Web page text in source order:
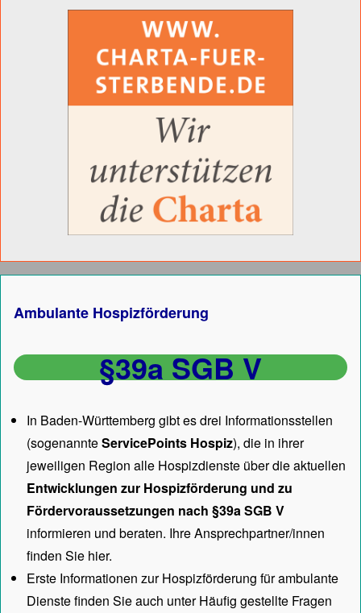
Ambulante Hospizförderung
§39a SGB V
In Baden-Württemberg gibt es drei Informationsstellen
(sogenannteServicePoints Hospiz), die in ihrer
jeweiligen Region alle Hospizdienste über die aktuellen
Entwicklungen zur Hospizförderung und zu
Fördervoraussetzungen nach §39a SGB V
informieren und beraten. Ihre Ansprechpartner/innen
finden Sie hier.
Erste Informationen zur Hospizförderung für ambulante
Dienste finden Sie auch unterHäufig gestellte Fragen